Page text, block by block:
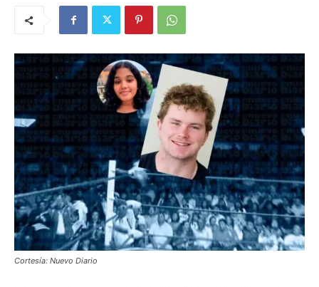
Cortesía: Nuevo Diario